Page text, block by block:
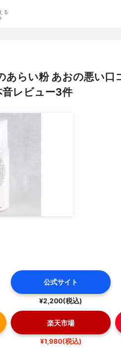
る
あらい粉 あおの悪い口
レビュー3件
公式サイト
¥2,200(税込)
楽天市場
¥1,980(税込)